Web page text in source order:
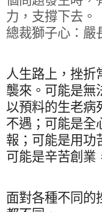
力，支撐下去。
總裁獅子心：嚴
人生路上，挫折
襲來。可能是無
以預料的生老病
不遇；可能是全
報；可能是用功
可能是辛苦創業
面對各種不同的